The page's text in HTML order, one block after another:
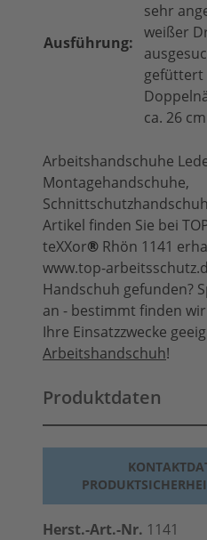
Ausführung:
sehr
weißer
gefüttert
ca. 26
Arbeitshandschuhe
Montagehandschuhe,
Artikel finden Sie bei
teXXor® Rhön 1141
www.top-
Handschuh gefunden?
an - bestimmt finden
Ihre Einsatzzwecke
Arbeitshandschuh!
Produktdaten
Herst.-Art.-Nr. 1141